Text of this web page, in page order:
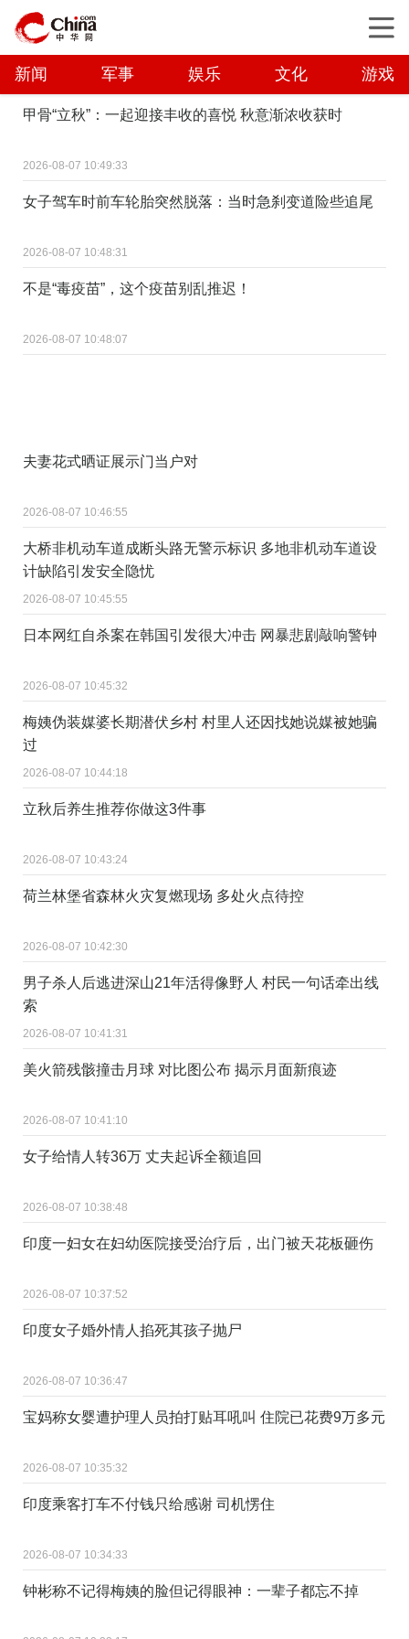
新闻 军事 娱乐 文化 游戏
甲骨“立秋”：一起迎接丰收的喜悦 秋意渐浓收获时
2026-08-07 10:49:33
女子驾车时前车轮胎突然脱落：当时急刹变道险些追尾
2026-08-07 10:48:31
不是“毒疫苗”，这个疫苗别乱推迟！
2026-08-07 10:48:07
夫妻花式晒证展示门当户对
2026-08-07 10:46:55
大桥非机动车道成断头路无警示标识 多地非机动车道设
计缺陷引发安全隐忧
2026-08-07 10:45:55
日本网红自杀案在韩国引发很大冲击 网暴悲剧敲响警钟
2026-08-07 10:45:32
梅姨伪装媒婆长期潜伏乡村 村里人还因找她说媒被她骗
过
2026-08-07 10:44:18
立秋后养生推荐你做这3件事
2026-08-07 10:43:24
荷兰林堡省森林火灾复燃现场 多处火点待控
2026-08-07 10:42:30
男子杀人后逃进深山21年活得像野人 村民一句话牵出线
索
2026-08-07 10:41:31
美火箭残骸撞击月球 对比图公布 揭示月面新痕迹
2026-08-07 10:41:10
女子给情人转36万 丈夫起诉全额追回
2026-08-07 10:38:48
印度一妇女在妇幼医院接受治疗后，出门被天花板砸伤
2026-08-07 10:37:52
印度女子婚外情人掐死其孩子抛尸
2026-08-07 10:36:47
宝妈称女婴遭护理人员拍打贴耳吼叫 住院已花费9万多元
2026-08-07 10:35:32
印度乘客打车不付钱只给感谢 司机愣住
2026-08-07 10:34:33
钟彬称不记得梅姨的脸但记得眼神：一辈子都忘不掉